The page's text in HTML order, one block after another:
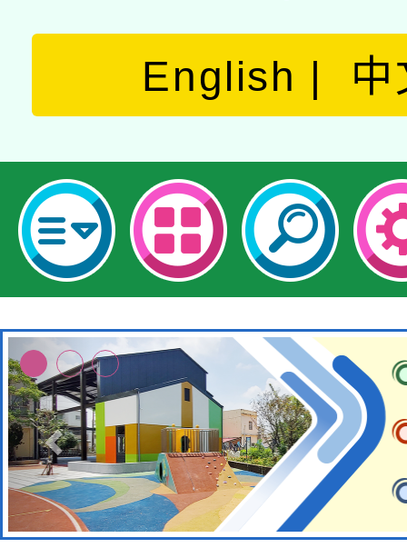
English 中
轉知經濟部水利署委託